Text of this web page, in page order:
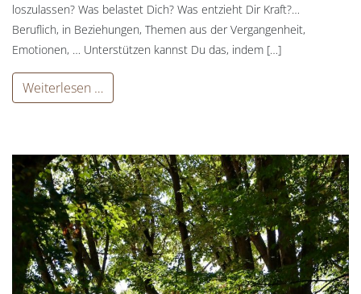
loszulassen? Was belastet Dich? Was entzieht Dir Kraft?…
Beruflich, in Beziehungen, Themen aus der Vergangenheit,
Emotionen, … Unterstützen kannst Du das, indem […]
Weiterlesen …